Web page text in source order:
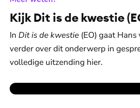
Kijk Dit is de kwestie
In Dit is de kwestie (EO) gaat Hans
verder over dit onderwerp in
volledige uitzending hier.